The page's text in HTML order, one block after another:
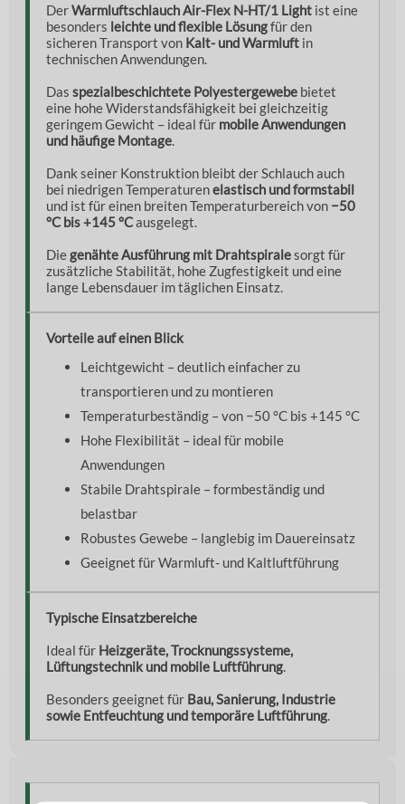
DerWarmluftschlauch Air-Flex N-HT/1 Light ist eine
besonders leichte und flexible Lösungfür den
sicheren Transport von Kalt- und Warmluft in
technischen Anwendungen.
Das spezialbeschichtete Polyestergewebe bietet
eine hohe Widerstandsfähigkeit bei gleichzeitig
geringem Gewicht – ideal für mobile Anwendungen
und häufige Montage
Dank seiner Konstruktion bleibt der Schlauch auch
bei niedrigen Temperaturenelastisch und formstabil
und ist für einen breiten Temperaturbereich von −50
°C bis +145 °Causgelegt.
Diegenähte Ausführung mit Drahtspiralesorgt für
zusätzliche Stabilität, hohe Zugfestigkeit und eine
lange Lebensdauer im täglichen Einsatz.
Vorteile auf einen Blick
Leichtgewicht – deutlich einfacher zu
transportieren und zu montieren
Temperaturbeständig – von −50 °C bis +145 °C
Hohe Flexibilität – ideal für mobile
Anwendungen
Stabile Drahtspirale – formbeständig und
belastbar
Robustes Gewebe – langlebig im Dauereinsatz
Geeignet für Warmluft- und Kaltluftführung
Typische Einsatzbereiche
Ideal für Heizgeräte, Trocknungssysteme,
Lüftungstechnik und mobile Luftführung
Besonders geeignet für Bau, Sanierung, Industrie
sowie Entfeuchtung und temporäre Luftführung